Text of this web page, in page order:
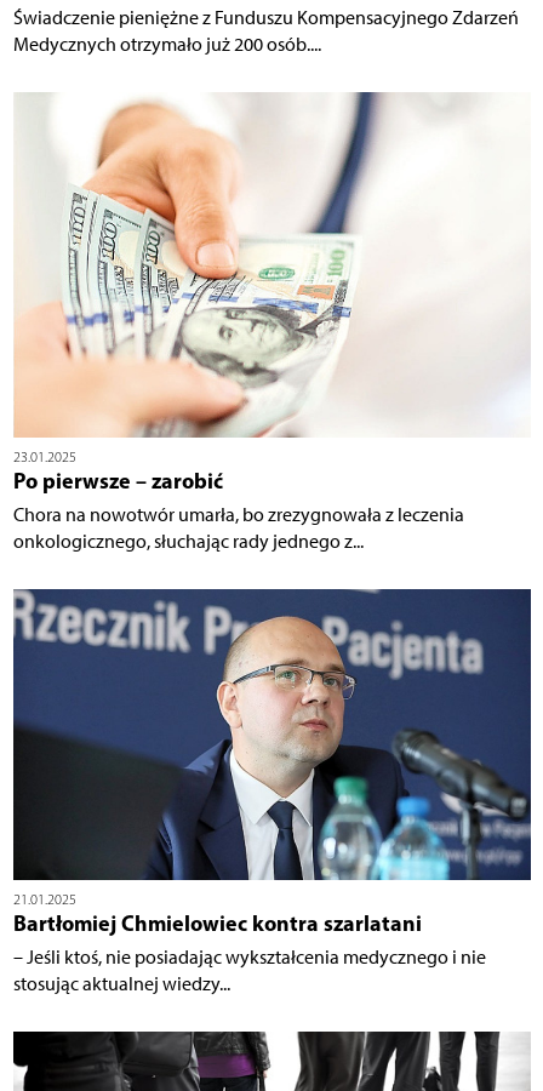
Świadczenie pieniężne z Funduszu Kompensacyjnego Zdarzeń
Medycznych otrzymało już 200 osób....
23.01.2025
Po pierwsze – zarobić
Chora na nowotwór umarła, bo zrezygnowała z leczenia
onkologicznego, słuchając rady jednego z...
21.01.2025
Bartłomiej Chmielowiec kontra szarlatani
– Jeśli ktoś, nie posiadając wykształcenia medycznego i nie
stosując aktualnej wiedzy...